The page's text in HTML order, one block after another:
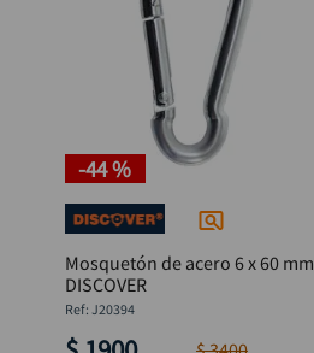
-44 %
Mosquetón de acero 6 x 60 mm
DISCOVER
: J20394